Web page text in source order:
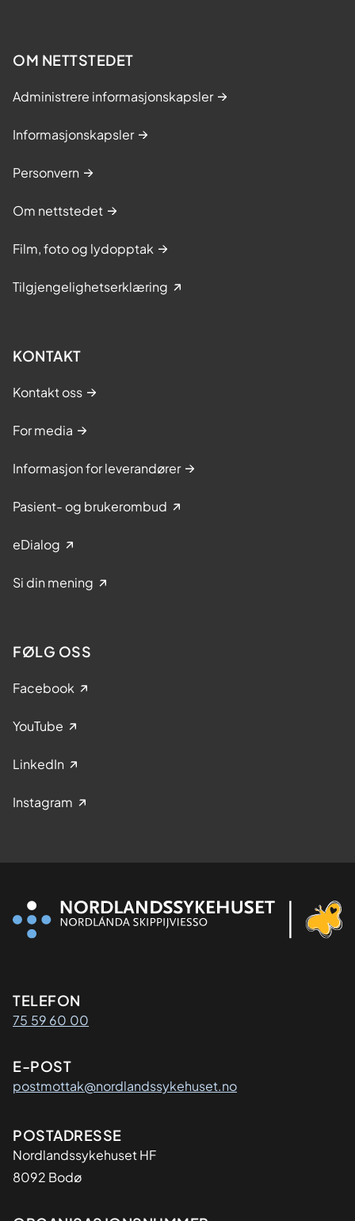
OM NETTSTEDET
Administrere informasjonskapsler
Informasjonskapsler
Personvern
Om nettstedet
Film, foto og lydopptak
Tilgjengelighetserklæring
KONTAKT
Kontakt oss
For media
Informasjon for leverandører
Pasient- og brukerombud
eDialog
Si din mening
FØLG OSS
Facebook
YouTube
LinkedIn
Instagram
Kontaktinformasjon
TELEFON
75 59 60 00
E-POST
postmottak@nordlandssykehuset.no
Adresse
POSTADRESSE
Nordlandssykehuset HF
8092 Bodø